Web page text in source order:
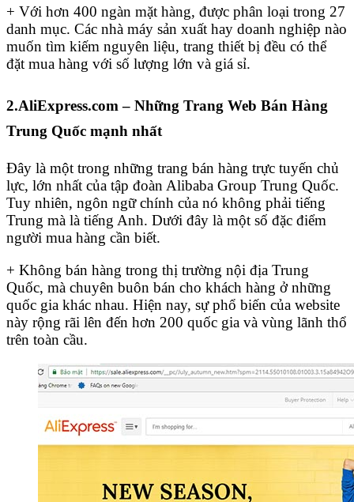
+ Với hơn 400 ngàn mặt hàng, được phân loại trong 27
danh mục. Các nhà máy sản xuất hay doanh nghiệp nào
muốn tìm kiếm nguyên liệu, trang thiết bị đều có thể
đặt mua hàng với số lượng lớn và giá sỉ.
2.AliExpress.com – Những Trang Web Bán Hàng
Trung Quốc mạnh nhất
Đây là một trong những trang bán hàng trực tuyến chủ
lực, lớn nhất của tập đoàn Alibaba Group Trung Quốc.
Tuy nhiên, ngôn ngữ chính của nó không phải tiếng
Trung mà là tiếng Anh. Dưới đây là một số đặc điểm
người mua hàng cần biết.
+ Không bán hàng trong thị trường nội địa Trung
Quốc, mà chuyên buôn bán cho khách hàng ở những
quốc gia khác nhau. Hiện nay, sự phổ biến của website
này rộng rãi lên đến hơn 200 quốc gia và vùng lãnh thổ
trên toàn cầu.